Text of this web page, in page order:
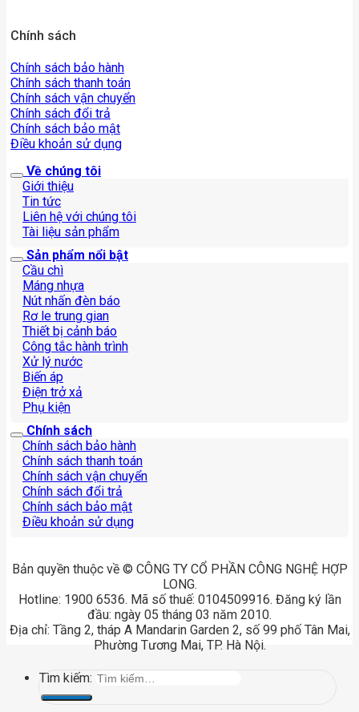
Chính sách
Chính sách bảo hành
Chính sách thanh toán
Chính sách vận chuyển
Chính sách đổi trả
Chính sách bảo mật
Điều khoản sử dụng
Về chúng tôi
Giới thiệu
Tin tức
Liên hệ với chúng tôi
Tài liệu sản phẩm
Sản phẩm nổi bật
Cầu chì
Máng nhựa
Nút nhấn đèn báo
Rơ le trung gian
Thiết bị cảnh báo
Công tắc hành trình
Xử lý nước
Biến áp
Điện trở xả
Phụ kiện
Chính sách
Chính sách bảo hành
Chính sách thanh toán
Chính sách vận chuyển
Chính sách đổi trả
Chính sách bảo mật
Điều khoản sử dụng
Bản quyền thuộc về © CÔNG TY CỔ PHẦN CÔNG NGHỆ HỢP
LONG.
Hotline: 1900 6536. Mã số thuế: 0104509916. Đăng ký lần
đầu: ngày 05 tháng 03 năm 2010.
Địa chỉ: Tầng 2, tháp A Mandarin Garden 2, số 99 phố Tân Mai,
Phường Tương Mai, TP. Hà Nội.
Tìm kiếm: